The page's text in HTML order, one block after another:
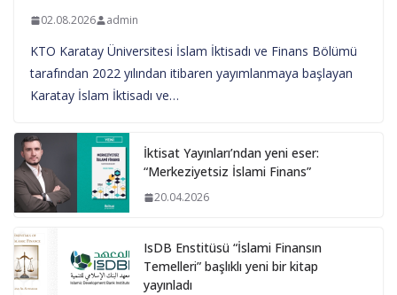
02.08.2026 admin
KTO Karatay Üniversitesi İslam İktisadı ve Finans Bölümü
tarafından 2022 yılından itibaren yayımlanmaya başlayan
Karatay İslam İktisadı ve…
İktisat Yayınları’ndan yeni eser:
“Merkeziyetsiz İslami Finans”
20.04.2026
IsDB Enstitüsü “İslami Finansın
Temelleri” başlıklı yeni bir kitap
yayınladı